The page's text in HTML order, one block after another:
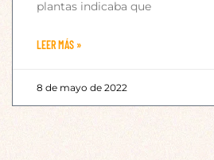
plantas indicaba que
LEER MÁS »
8 de mayo de 2022